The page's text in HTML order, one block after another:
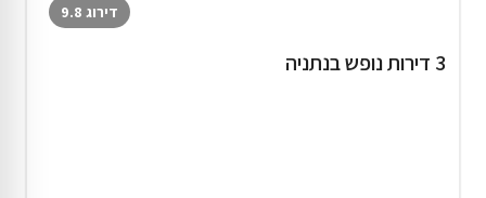
דירוג 9.8
3 דירות נופש בנתניה